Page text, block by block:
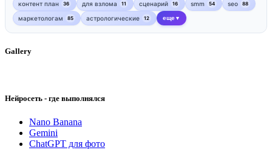
контент план 36 для взлома 11 сценарий 16 smm 54 seo 88
маркетологам 85 астрологические 12 еще ▼
Gallery
Нейросеть - где выполнялся
Nano Banana
Gemini
ChatGPT для фото